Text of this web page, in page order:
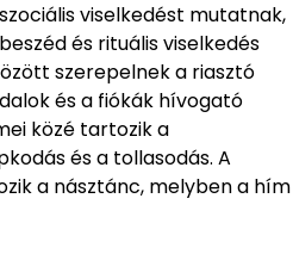
viselkedést mutatnak,
és rituális viselkedés
szerepelnek a riasztó
és a fiókák hívogató
közé tartozik a
és a tollasodás. A
a násztánc, melyben a hím